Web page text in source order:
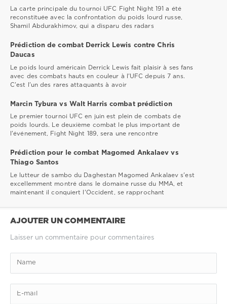
La carte principale du tournoi UFC Fight Night 191 a été
reconstituée avec la confrontation du poids lourd russe,
Shamil Abdurakhimov, qui a disparu des radars
Prédiction de combat Derrick Lewis contre Chris
Daucas
Le poids lourd américain Derrick Lewis fait plaisir à ses fans
avec des combats hauts en couleur à l'UFC depuis 7 ans.
C'est l'un des rares attaquants à avoir
Marcin Tybura vs Walt Harris combat prédiction
Le premier tournoi UFC en juin est plein de combats de
poids lourds. Le deuxième combat le plus important de
l'événement, Fight Night 189, sera une rencontre
Prédiction pour le combat Magomed Ankalaev vs
Thiago Santos
Le lutteur de sambo du Daghestan Magomed Ankalaev s'est
excellemment montré dans le domaine russe du MMA, et
maintenant il conquiert l'Occident, se rapprochant
AJOUTER UN COMMENTAIRE
Laisser un commentaire pour commentaires